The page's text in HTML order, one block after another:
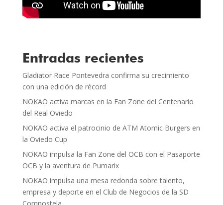
Entradas recientes
Gladiator Race Pontevedra confirma su crecimiento
con una edición de récord
NOKAO activa marcas en la Fan Zone del Centenario
del Real Oviedo
NOKAO activa el patrocinio de ATM Atomic Burgers en
la Oviedo Cup
NOKAO impulsa la Fan Zone del OCB con el Pasaporte
OCB y la aventura de Pumarix
NOKAO impulsa una mesa redonda sobre talento,
empresa y deporte en el Club de Negocios de la SD
Compostela